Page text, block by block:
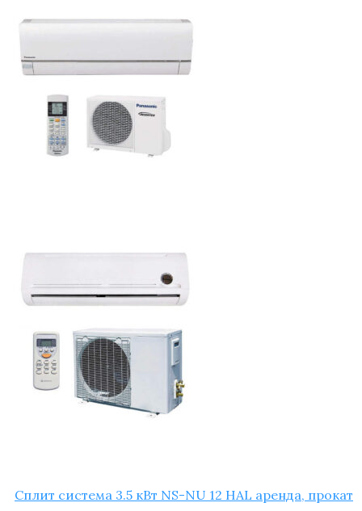
Сплит систе­ма 3.5 кВт NS-NU 12 HAL арен­да, прокат